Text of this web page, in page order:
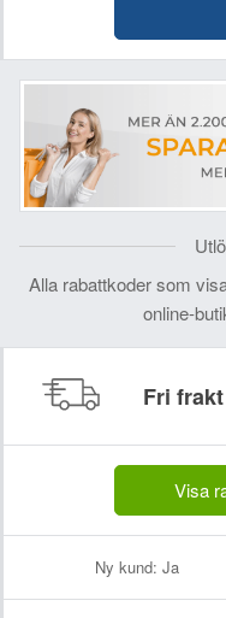
Alla rabattkoder som
online-
Fri
Visa
Ny kund: Ja